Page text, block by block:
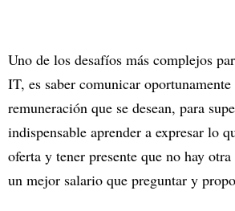
Uno de los desafíos más complejos
IT, es saber comunicar
remuneración que se desean, para
indispensable aprender a expresar lo
oferta y tener presente que no hay
un mejor salario que preguntar y